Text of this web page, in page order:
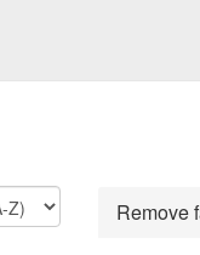
Remove